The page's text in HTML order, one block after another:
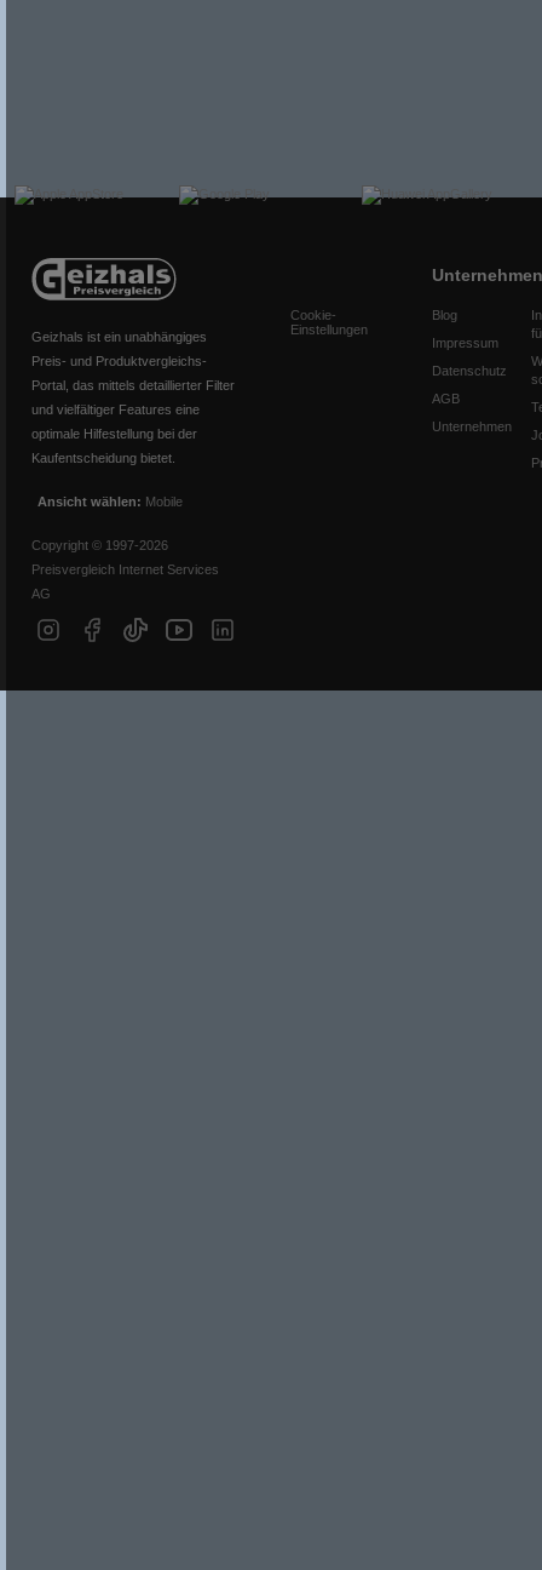
Geizhals ist ein unabhängiges
Preis- und Produktvergleichs-
Portal, das mittels detaillierter Filter
und vielfältiger Features eine
optimale Hilfestellung bei der
Kaufentscheidung bietet.
Ansicht wählen: Mobile
Copyright © 1997-2026
Preisvergleich Internet Services
AG
Cookie-
Einstellungen
Unternehmen
Blog
Impressum
Datenschutz
AGB
Unternehmen